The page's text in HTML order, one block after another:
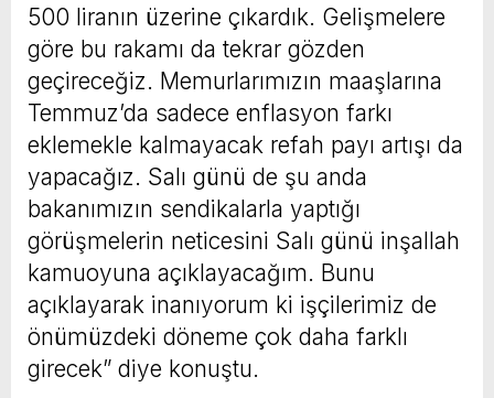
500 liranın üzerine çıkardık. Gelişmelere
göre bu rakamı da tekrar gözden
geçireceğiz. Memurlarımızın maaşlarına
Temmuz’da sadece enflasyon farkı
eklemekle kalmayacak refah payı artışı da
yapacağız. Salı günü de şu anda
bakanımızın sendikalarla yaptığı
görüşmelerin neticesini Salı günü inşallah
kamuoyuna açıklayacağım. Bunu
açıklayarak inanıyorum ki işçilerimiz de
önümüzdeki döneme çok daha farklı
girecek” diye konuştu.